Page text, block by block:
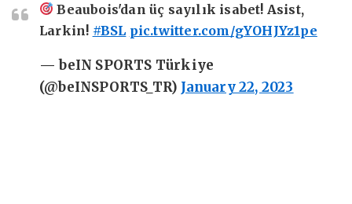
Beaubois'dan üç sayılık isabet! Asist,
Larkin! #BSL pic.twitter.com/gYOHJYz1pe
— beIN SPORTS Türkiye
(@beINSPORTS_TR) January 22, 2023